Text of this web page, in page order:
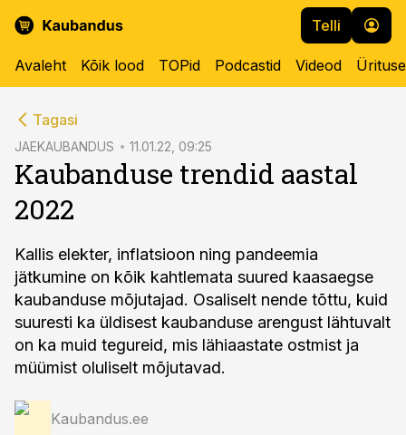
Telli
Avaleht Kõik lood TOPid Podcastid Videod
Tagasi
JAEKAUBANDUS 11.01.22, 09:25
Kaubanduse trendid aastal
2022
Kallis elekter, inflatsioon ning pandeemia
jätkumine on kõik kahtlemata suured kaasaegse
kaubanduse mõjutajad. Osaliselt nende tõttu, kuid
suuresti ka üldisest kaubanduse arengust lähtuvalt
on ka muid tegureid, mis lähiaastate ostmist ja
müümist oluliselt mõjutavad.
Kaubandus.ee